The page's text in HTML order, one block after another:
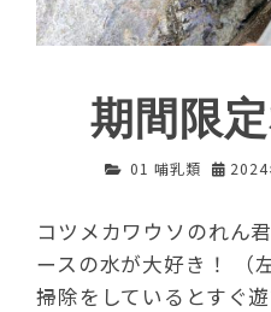
期間限
01 哺乳類 2024
コツメカワウソのれん
ースの水が大好き！ （
掃除をしているとすぐ